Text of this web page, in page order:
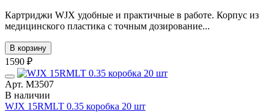
Картриджи WJX удобные и практичные в работе. Корпус из
медицинского пластика с точным дозирование...
В корзину
1590 ₽
Арт. М3507
В наличии
WJX 15RMLT 0.35 коробка 20 шт